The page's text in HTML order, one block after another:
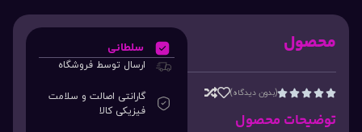
محصول




(بدون دیدگاه)
توضیحات محصول
سلطانی
ارسال توسط فروشگاه
گارانتی اصالت و سلامت
فیزیکی کالا